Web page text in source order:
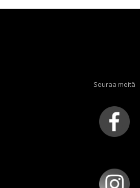
Seuraa meitä